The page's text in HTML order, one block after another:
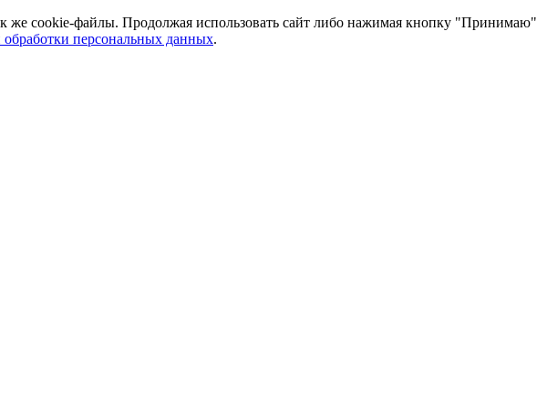
же cookie-файлы. Продолжая использовать сайт либо нажимая кнопку "Принимаю"
персональных данных.